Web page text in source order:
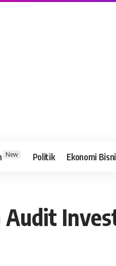
New Politik Ekonomi